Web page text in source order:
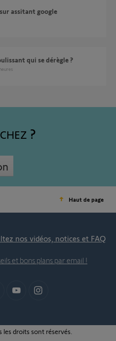
assitant google
qui se dérègle ?
Haut de page
nos vidéos, notices et FAQ
et bons plans par email !
droits sont réservés.